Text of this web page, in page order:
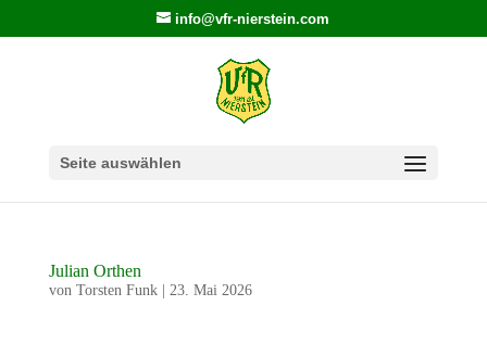
info@vfr-nierstein.com
Seite auswählen
Julian Orthen
von Torsten Funk| 23. Mai 2026